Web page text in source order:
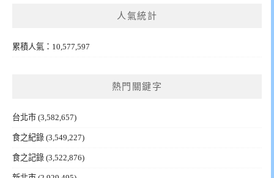
人氣統計
累積人氣：10,577,597
熱門關鍵字
台北市 (3,582,657)
食之紀錄 (3,549,227)
食之記錄 (3,522,876)